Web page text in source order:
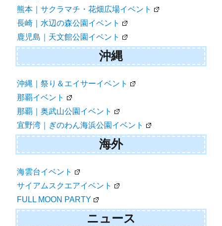
熊本｜サクラマチ・花畑広場イベント
長崎｜水辺の森公園イベント
鹿児島｜天文館公園イベント
沖縄
沖縄｜祭り＆エイサーイベント
那覇イベント
那覇｜奥武山公園イベント
宜野湾｜ぎのわん海浜公園イベント
海外
海雲台イベント
サイアムスクエアイベント
FULL MOON PARTY
ニュース